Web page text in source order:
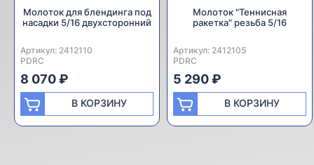
Молоток для блендинга под
насадки 5/16 двухсторонний
Артикул: 2412110
Производитель:
PDRC
8 070 ₽
В КОРЗИНУ
Молоток "Теннисная
ракетка" резьба 5/16
Артикул: 2412105
Производитель:
PDRC
5 290 ₽
В КОРЗИНУ